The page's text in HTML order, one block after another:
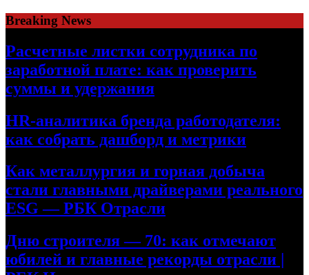
Skip
to
content
Breaking News
Расчетные листки сотрудника по
заработной плате: как проверить
суммы и удержания
HR-аналитика бренда работодателя:
как собрать дашборд и метрики
Как металлургия и горная добыча
стали главными драйверами реального
ESG — РБК Отрасли
Дню строителя — 70: как отмечают
юбилей и главные рекорды отрасли |